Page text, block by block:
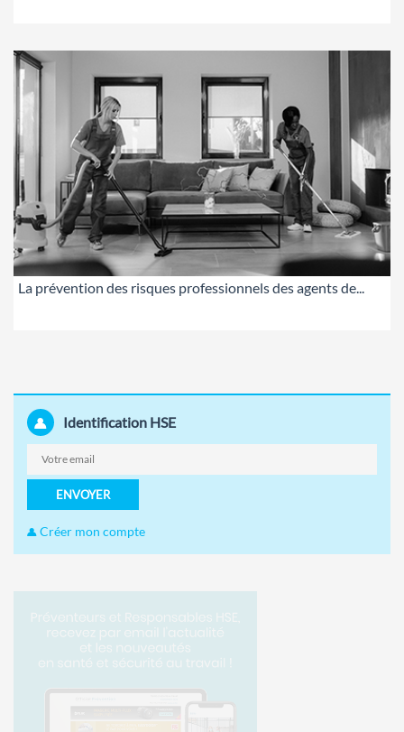
La prévention des risques professionnels des agents de...
Identification HSE
ENVOYER
Créer mon compte